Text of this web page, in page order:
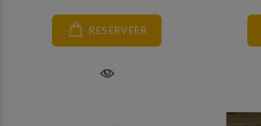
RESERVEER